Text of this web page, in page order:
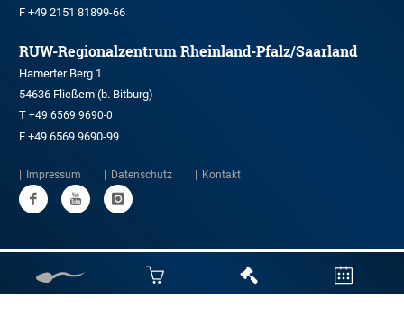
F +49 2151 81899-66
RUW-Regionalzentrum Rheinland-Pfalz/Saarland
Hamerter Berg 1
54636 Fließem (b. Bitburg)
T +49 6569 9690-0
F +49 6569 9690-99
Impressum Datenschutz Kontakt